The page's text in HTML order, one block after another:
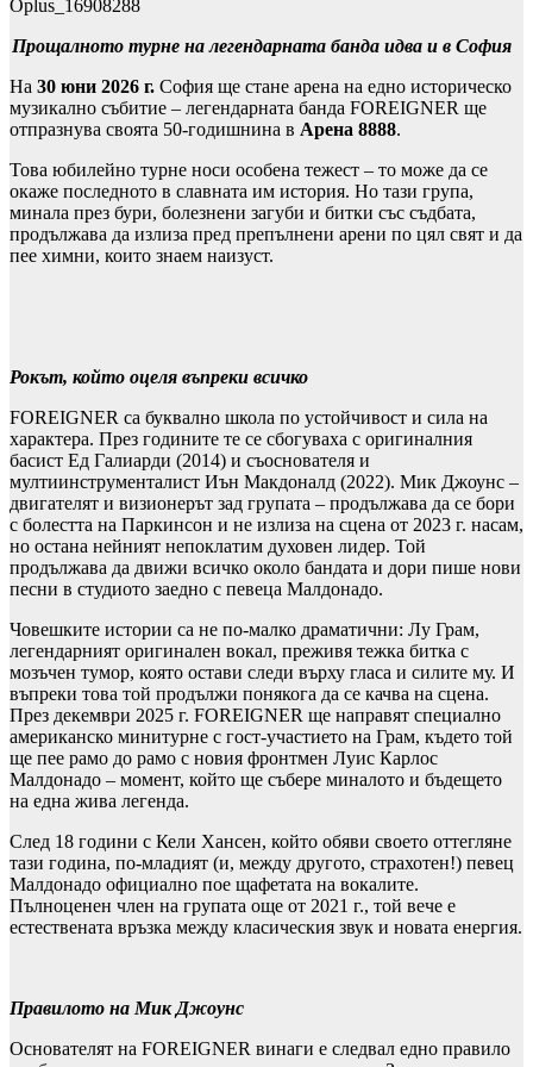
Oplus_16908288
Прощалното турне на легендарната банда идва и в София
На 30 юни 2026 г. София ще стане арена на едно историческо
музикално събитие – легендарната банда FOREIGNER ще
отпразнува своята 50-годишнина в Арена 8888.
Това юбилейно турне носи особена тежест – то може да се
окаже последното в славната им история. Но тази група,
минала през бури, болезнени загуби и битки със съдбата,
продължава да излиза пред препълнени арени по цял свят и да
пее химни, които знаем наизуст.
Рокът, който оцеля въпреки всичко
FOREIGNER са буквално школа по устойчивост и сила на
характера. През годините те се сбогуваха с оригиналния
басист Ед Галиарди (2014) и съоснователя и
мултиинструменталист Иън Макдоналд (2022). Мик Джоунс –
двигателят и визионерът зад групата – продължава да се бори
с болестта на Паркинсон и не излиза на сцена от 2023 г. насам,
но остана нейният непоклатим духовен лидер. Той
продължава да движи всичко около бандата и дори пише нови
песни в студиото заедно с певеца Малдонадо.
Човешките истории са не по-малко драматични: Лу Грам,
легендарният оригинален вокал, преживя тежка битка с
мозъчен тумор, която остави следи върху гласа и силите му. И
въпреки това той продължи понякога да се качва на сцена.
През декември 2025 г. FOREIGNER ще направят специално
американско минитурне с гост-участието на Грам, където той
ще пее рамо до рамо с новия фронтмен Луис Карлос
Малдонадо – момент, който ще събере миналото и бъдещето
на една жива легенда.
След 18 години с Кели Хансен, който обяви своето оттегляне
тази година, по-младият (и, между другото, страхотен!) певец
Малдонадо официално пое щафетата на вокалите.
Пълноценен член на групата още от 2021 г., той вече е
естествената връзка между класическия звук и новата енергия.
Правилото на Мик Джоунс
Основателят на FOREIGNER винаги е следвал едно правило